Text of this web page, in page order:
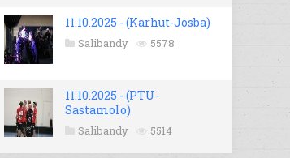
11.10.2025 - (Karhut-Josba)
Salibandy 5578
11.10.2025 - (PTU-
Sastamolo)
Salibandy 5514